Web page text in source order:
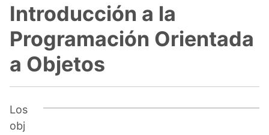
Introducción a la
Programación Orientada
a Objetos
Los
obj